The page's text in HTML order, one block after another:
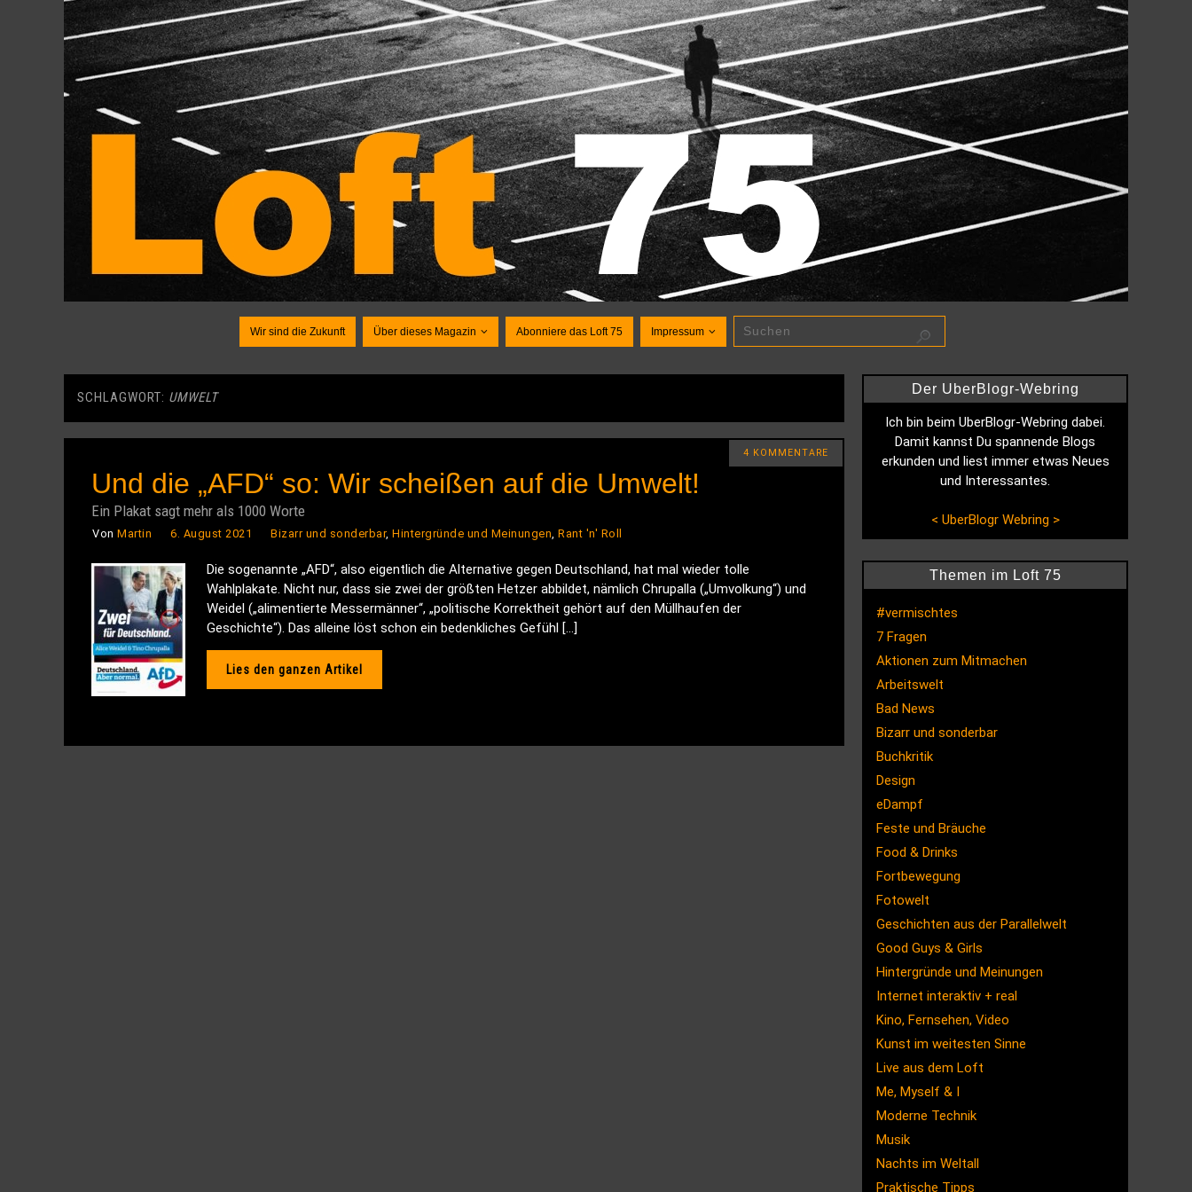
Wir sind die Zukunft Über dieses Magazin Abonniere das Loft 75 Impressum
SCHLAGWORT: UMWELT
4 KOMMENTARE
Und die „AFD“ so: Wir scheißen auf die Umwelt!
Ein Plakat sagt mehr als 1000 Worte
Von Martin 6. August 2021 Bizarr und sonderbar, Hintergründe und Meinungen, Rant 'n' Roll
Die sogenannte „AFD“, also eigentlich die Alternative gegen Deutschland, hat mal wieder tolle
Wahlplakate. Nicht nur, dass sie zwei der größten Hetzer abbildet, nämlich Chrupalla („Umvolkung“) und
Weidel („alimentierte Messermänner“, „politische Korrektheit gehört auf den Müllhaufen der
Geschichte“). Das alleine löst schon ein bedenkliches Gefühl […]
Lies den ganzen Artikel
Der UberBlogr-Webring
Ich bin beim UberBlogr-Webring dabei.
Damit kannst Du spannende Blogs
erkunden und liest immer etwas Neues
und Interessantes.
< UberBlogr Webring >
Themen im Loft 75
#vermischtes
7 Fragen
Aktionen zum Mitmachen
Arbeitswelt
Bad News
Bizarr und sonderbar
Buchkritik
Design
eDampf
Feste und Bräuche
Food & Drinks
Fortbewegung
Fotowelt
Geschichten aus der Parallelwelt
Good Guys & Girls
Hintergründe und Meinungen
Internet interaktiv + real
Kino, Fernsehen, Video
Kunst im weitesten Sinne
Live aus dem Loft
Me, Myself & I
Moderne Technik
Musik
Nachts im Weltall
Praktische Tipps